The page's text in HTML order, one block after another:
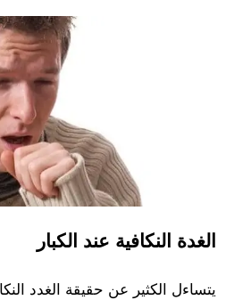
الغدة النكافية عند الكبار
يتساءل الكثير عن حقيقة الغدد